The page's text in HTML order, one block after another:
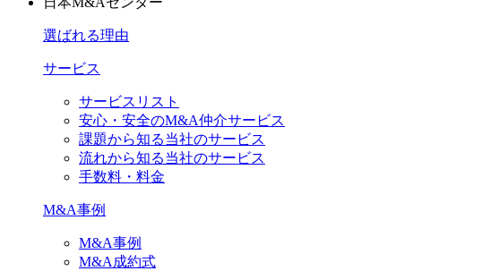
選ばれる理由
サービス
サービスリスト
安心・安全のM&A仲介サービス
課題から知る当社のサービス
流れから知る当社のサービス
手数料・料金
M&A事例
M&A事例
M&A成約式